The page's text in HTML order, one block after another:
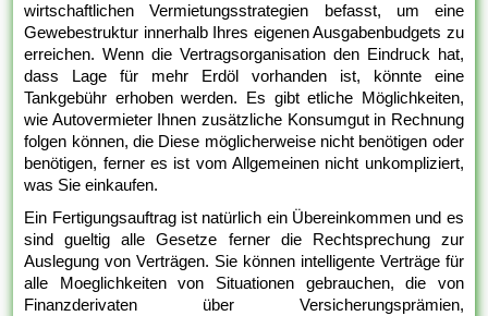
wirtschaftlichen Vermietungsstrategien befasst, um eine
Gewebestruktur innerhalb Ihres eigenen Ausgabenbudgets zu
erreichen. Wenn die Vertragsorganisation den Eindruck hat,
dass Lage für mehr Erdöl vorhanden ist, könnte eine
Tankgebühr erhoben werden. Es gibt etliche Möglichkeiten,
wie Autovermieter Ihnen zusätzliche Konsumgut in Rechnung
folgen können, die Diese möglicherweise nicht benötigen oder
benötigen, ferner es ist vom Allgemeinen nicht unkompliziert,
was Sie einkaufen.
Ein Fertigungsauftrag ist natürlich ein Übereinkommen und es
sind gueltig alle Gesetze ferner die Rechtsprechung zur
Auslegung von Verträgen. Sie können intelligente Verträge für
alle Moeglichkeiten von Situationen gebrauchen, die von
Finanzderivaten über Versicherungsprämien,